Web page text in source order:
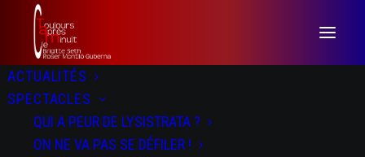
ACTUALITÉS
SPECTACLES
QUI A PEUR DE LYSISTRATA ?
ON NE VA PAS SE DÉFILER !